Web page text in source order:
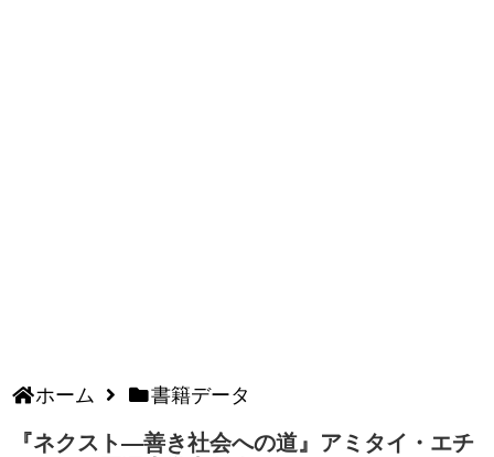
ホーム 書籍データ
『ネクスト―善き社会への道』アミタイ・エチ